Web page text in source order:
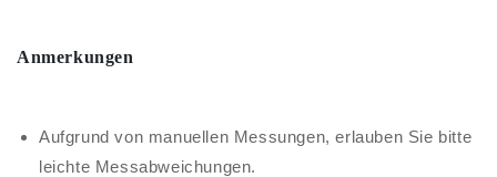
Anmerkungen
Aufgrund von manuellen Messungen, erlauben Sie bitte
leichte Messabweichungen.